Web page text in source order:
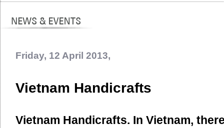
Friday, 12 April 2013,
Vietnam Handicrafts
Vietnam Handicrafts. In Vietnam,